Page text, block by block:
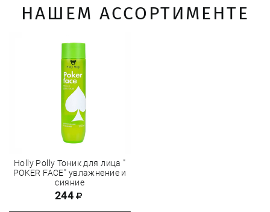
НАШЕМ АССОРТИМЕНТЕ
Holly Polly Тоник для лица "
POKER FACE" увлажнение и
cияние
244